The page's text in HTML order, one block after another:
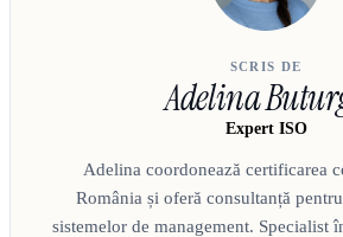
SCRIS DE
Adelina
Expert ISO
Adelina coordonează certificarea
România și oferă consultanță
sistemelor de management. Specialist